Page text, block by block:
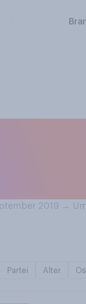
2019 →
Partei Alter